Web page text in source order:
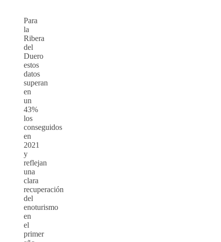
Para
la
Ribera
del
Duero
estos
datos
superan
en
un
43%
los
conseguidos
en
2021
y
reflejan
una
clara
recuperación
del
enoturismo
en
el
primer